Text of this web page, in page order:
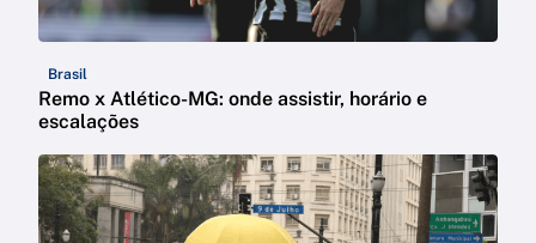
Brasil
Remo x Atlético-MG: onde assistir, horário e
escalações